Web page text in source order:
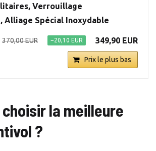
Verrouillage
Alliage Spécial Inoxydable
370,00 EUR −20,10 EUR 349,90 EUR
Prix le plus bas
la meilleure
?